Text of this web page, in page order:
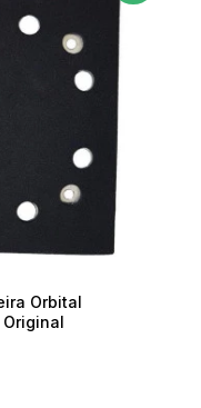
Orbital
Original